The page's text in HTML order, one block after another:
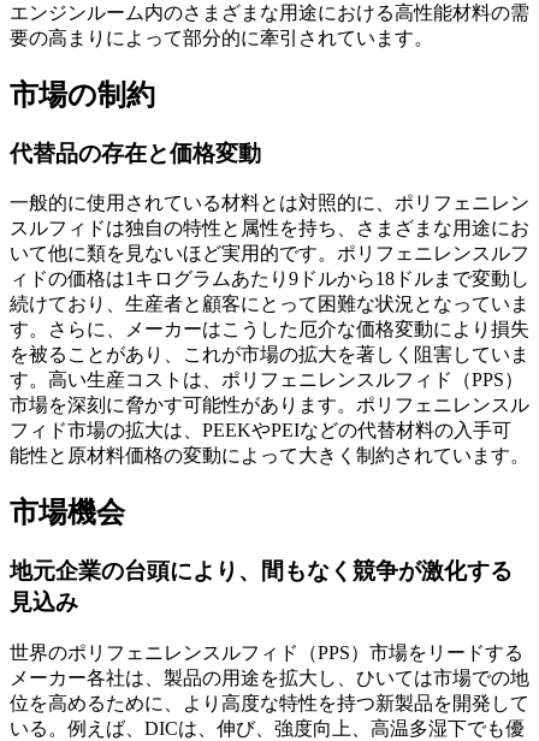
エンジンルーム内のさまざまな用途における高性能材料の需
要の高まりによって部分的に牽引されています。
市場の制約
代替品の存在と価格変動
一般的に使用されている材料とは対照的に、ポリフェニレン
スルフィドは独自の特性と属性を持ち、さまざまな用途にお
いて他に類を見ないほど実用的です。ポリフェニレンスルフ
ィドの価格は1キログラムあたり9ドルから18ドルまで変動し
続けており、生産者と顧客にとって困難な状況となっていま
す。さらに、メーカーはこうした厄介な価格変動により損失
を被ることがあり、これが市場の拡大を著しく阻害していま
す。高い生産コストは、ポリフェニレンスルフィド（PPS）
市場を深刻に脅かす可能性があります。ポリフェニレンスル
フィド市場の拡大は、PEEKやPEIなどの代替材料の入手可
能性と原材料価格の変動によって大きく制約されています。
市場機会
地元企業の台頭により、間もなく競争が激化する
見込み
世界のポリフェニレンスルフィド（PPS）市場をリードする
メーカー各社は、製品の用途を拡大し、ひいては市場での地
位を高めるために、より高度な特性を持つ新製品を開発して
いる。例えば、DICは、伸び、強度向上、高温多湿下でも優